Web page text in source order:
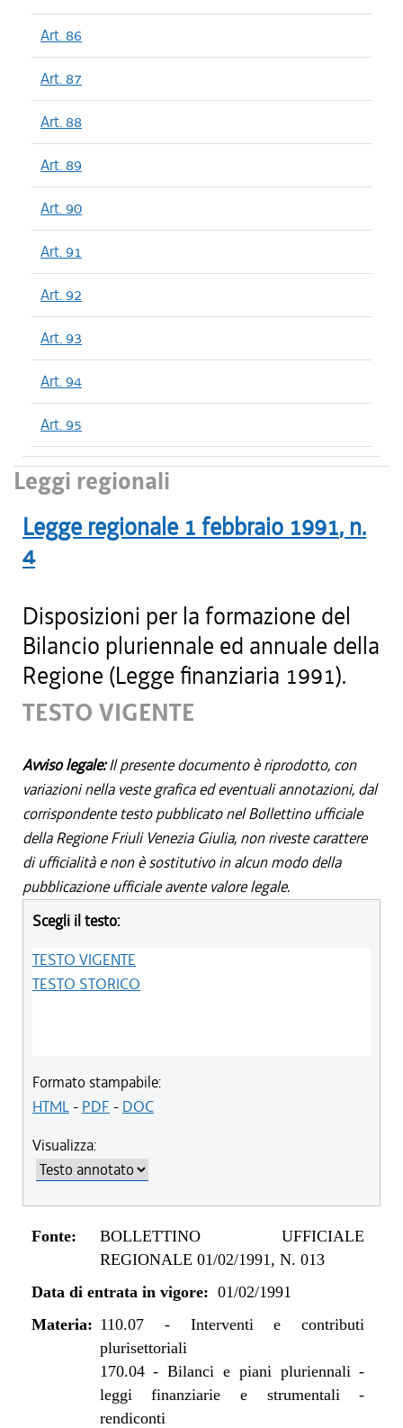
Art. 86
Art. 87
Art. 88
Art. 89
Art. 90
Art. 91
Art. 92
Art. 93
Art. 94
Art. 95
Leggi regionali
Legge regionale 1 febbraio 1991, n.
4
Disposizioni per la formazione del
Bilancio pluriennale ed annuale della
Regione (Legge finanziaria 1991).
TESTO VIGENTE
Avviso legale:Il presente documento è riprodotto, con
variazioni nella veste grafica ed eventuali annotazioni, dal
corrispondente testo pubblicato nel Bollettino ufficiale
della Regione Friuli Venezia Giulia, non riveste carattere
di ufficialità e non è sostitutivo in alcun modo della
pubblicazione ufficiale avente valore legale.
Scegli il testo:
TESTO VIGENTE
TESTO STORICO
Formato stampabile:
HTML- PDF - DOC
Visualizza:
Fonte:
BOLLETTINO UFFICIALE
REGIONALE 01/02/1991, N. 013
Data di entrata in vigore: 01/02/1991
Materia: 110.07- Interventi e contributi
plurisettoriali
170.04-Bilanci e piani pluriennali -
leggi finanziarie e strumentali -
rendiconti